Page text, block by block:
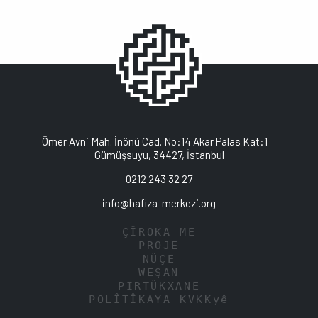
Ömer Avni Mah. İnönü Cad. No:14 Akar Palas Kat:1
Gümüşsuyu, 34427, İstanbul
0212 243 32 27
info@hafiza-merkezi.org
ÇÎROKA ME
PROJE
NÛÇE
WEŞAN
PIRTÛKXANE
POLÎTÎKAYA KVKKyê